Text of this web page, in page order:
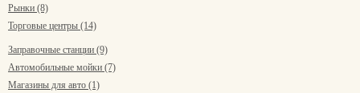
Рынки (8)
Торговые центры (14)
Заправочные станции (9)
Автомобильные мойки (7)
Магазины для авто (1)